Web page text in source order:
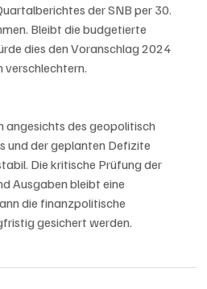
der SNB per 30.
Bleibt die budgetierte
dies den Voranschlag 2024
verschlechtern.
angesichts des geopolitisch
und der geplanten Defizite
Die kritische Prüfung der
Ausgaben bleibt eine
die finanzpolitische
gesichert werden.